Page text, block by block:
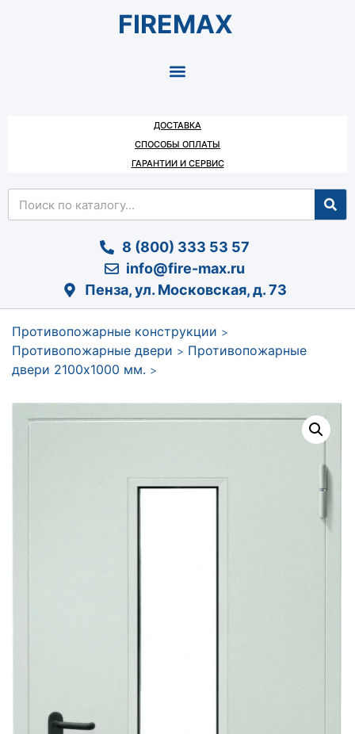
FIREMAX
ДОСТАВКА
СПОСОБЫ ОПЛАТЫ
ГАРАНТИИ И СЕРВИС
8 (800) 333 53 57
info@fire-max.ru
Пенза, ул. Московская, д. 73
Противопожарные конструкции >
Противопожарные двери > Противопожарные
двери 2100x1000 мм. >